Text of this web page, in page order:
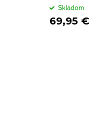
69,95 €
Skladom